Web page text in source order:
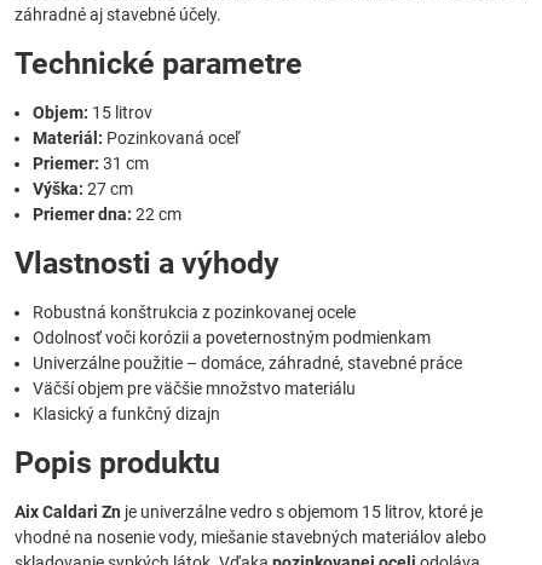
záhradné aj stavebné účely.
Technické parametre
Objem: 15 litrov
Materiál: Pozinkovaná oceľ
Priemer: 31 cm
Výška: 27 cm
Priemer dna: 22 cm
Vlastnosti a výhody
Robustná konštrukcia z pozinkovanej ocele
Odolnosť voči korózii a poveternostným podmienkam
Univerzálne použitie – domáce, záhradné, stavebné práce
Väčší objem pre väčšie množstvo materiálu
Klasický a funkčný dizajn
Popis produktu
Aix Caldari Zn je univerzálne vedro s objemom 15 litrov, ktoré je
vhodné na nosenie vody, miešanie stavebných materiálov alebo